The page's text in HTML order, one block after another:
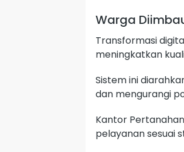
Warga
Transformasi
meningkatkan
Sistem ini
dan mengurangi
Kantor
pelayanan sesuai